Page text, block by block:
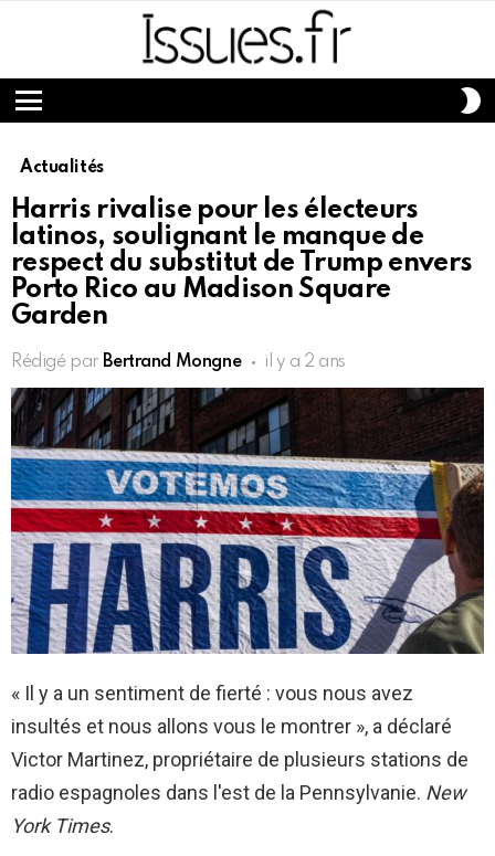
Menu
Actualités
Harris rivalise pour les électeurs
latinos, soulignant le manque de
respect du substitut de Trump envers
Porto Rico au Madison Square
Garden
Rédigé par Bertrand Mongne il y a 2 ans
« Il y a un sentiment de fierté : vous nous avez
insultés et nous allons vous le montrer », a déclaré
Victor Martinez, propriétaire de plusieurs stations de
radio espagnoles dans l'est de la Pennsylvanie. New
York Times.